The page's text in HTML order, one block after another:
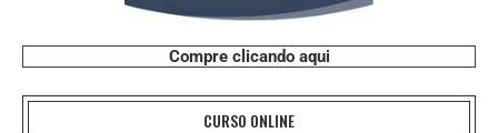
Compre clicando aqui
CURSO ONLINE